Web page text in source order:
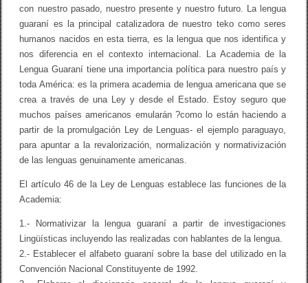
M
I
A
E
L
E
N
A
G
A
Í
con nuestro pasado, nuestro presente y nuestro futuro. La lengua
guaraní es la principal catalizadora de nuestro teko como seres
humanos nacidos en esta tierra, es la lengua que nos identifica y
nos diferencia en el contexto internacional. La Academia de la
Lengua Guaraní tiene una importancia política para nuestro país y
toda América: es la primera academia de lengua americana que se
crea a través de una Ley y desde el Estado. Estoy seguro que
muchos países americanos emularán ?como lo están haciendo a
partir de la promulgación Ley de Lenguas- el ejemplo paraguayo,
para apuntar a la revalorización, normalización y normativización
de las lenguas genuinamente americanas.
El artículo 46 de la Ley de Lenguas establece las funciones de la
Academia:
1.- Normativizar la lengua guaraní a partir de investigaciones
Lingüísticas incluyendo las realizadas con hablantes de la lengua.
2.- Establecer el alfabeto guaraní sobre la base del utilizado en la
Convención Nacional Constituyente de 1992.